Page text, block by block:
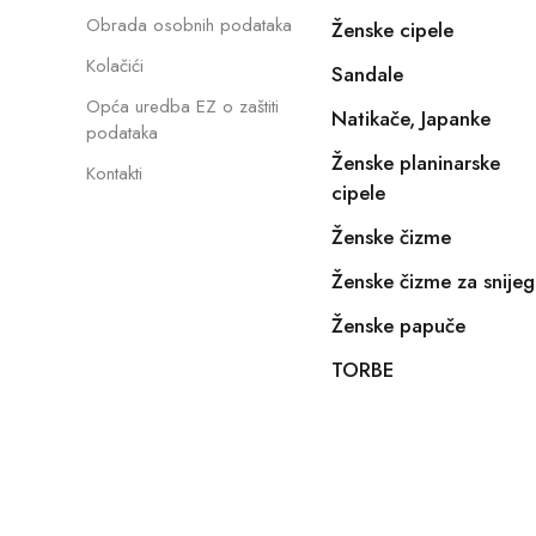
Obrada osobnih podataka
Kolačići
Opća uredba EZ o zaštiti
podataka
Kontakti
Ženske cipele
Sandale
Natikače, Japanke
Ženske planinarske
cipele
Ženske čizme
Ženske čizme za snijeg
Ženske papuče
TORBE